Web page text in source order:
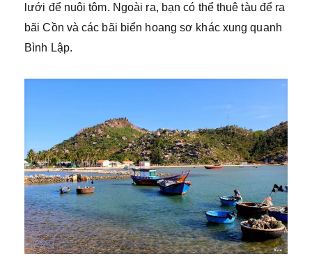
lưới để nuôi tôm. Ngoài ra, bạn có thể thuê tàu để ra
bãi Cồn và các bãi biển hoang sơ khác xung quanh
Bình Lập.